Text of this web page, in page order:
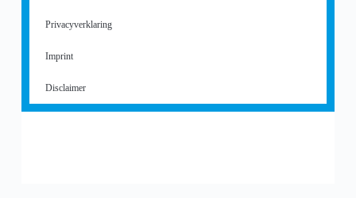
Privacyverklaring
Imprint
Disclaimer